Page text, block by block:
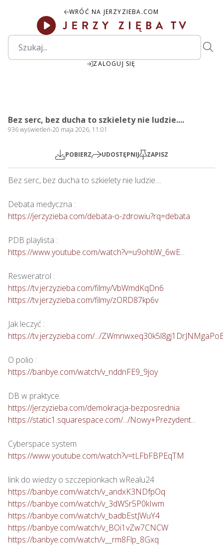
WRÓĆ NA JERZYZIEBA.COM
ZALOGUJ SIĘ
Play
Bez serc, bez ducha to szkielety nie ludzie....
936wyświetleń-20 maja 2026, 11:01
POBIERZ UDOSTĘPNIJ ZAPISZ
Bez serc, bez ducha to szkielety nie ludzie....
https://jerzyzieba.com/debata-o-zdrowiu?rq=debata
https://www.youtube.com/watch?v=u9ohtiW_6wE...
https://tv.jerzyzieba.com/filmy/VbWmdKqDn6
https://tv.jerzyzieba.com/filmy/zORD87kp6v
https://tv.jerzyzieba.com/.../
https://banbye.com/watch/v_nddnFE9_9joy
https://jerzyzieba.com/demokracja-bezposrednia
https://static1.squarespace.com/.../Nowy+Prezydent...
https://www.youtube.com/watch?v=tLFbFBPEqTM
https://banbye.com/watch/v_andxK3NDfpOq
https://banbye.com/watch/v_3dWSr5P0kIwm
https://banbye.com/watch/v_badbEstJWuY4
https://banbye.com/watch/v_BOi1vZw7CNCW
https://banbye.com/watch/v__rm8Flp_8Gxq